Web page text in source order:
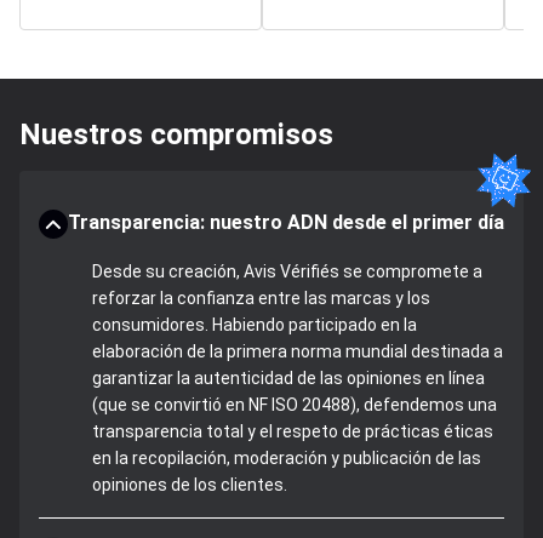
Nuestros compromisos
Transparencia: nuestro ADN desde el primer día
Desde su creación, Avis Vérifiés se compromete a
reforzar la confianza entre las marcas y los
consumidores. Habiendo participado en la
elaboración de la primera norma mundial destinada a
garantizar la autenticidad de las opiniones en línea
(que se convirtió en NF ISO 20488), defendemos una
transparencia total y el respeto de prácticas éticas
en la recopilación, moderación y publicación de las
opiniones de los clientes.